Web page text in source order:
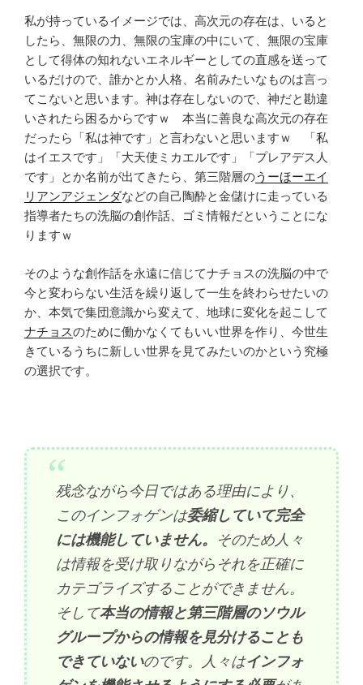
私が持っているイメージでは、高次元の存在は、いると
したら、無限の力、無限の宝庫の中にいて、無限の宝庫
として得体の知れないエネルギーとしての直感を送って
いるだけので、誰かとか人格、名前みたいなものは言っ
てこないと思います。神は存在しないので、神だと勘違
いされたら困るからですｗ 本当に善良な高次元の存在
だったら「私は神です」と言わないと思いますｗ 「私
はイエスです」「大天使ミカエルです」「プレアデス人
です」とか名前が出てきたら、第三階層のうーほーエイ
リアンアジェンダなどの自己陶酔と金儲けに走っている
指導者たちの洗脳の創作話、ゴミ情報だということにな
りますｗ
そのような創作話を永遠に信じてナチョスの洗脳の中で
今と変わらない生活を繰り返して一生を終わらせたいの
か、本気で集団意識から変えて、地球に変化を起こして
ナチョスのために働かなくてもいい世界を作り、今世生
きているうちに新しい世界を見てみたいのかという究極
の選択です。
残念ながら今日ではある理由により、
このインフォゲンは委縮していて完全
には機能していません。
そのため人々
は情報を受け取りながらそれを正確に
カテゴライズすることができません。
そして本当の情報と第三階層のソウル
グループからの情報を見分けることも
できていないのです。人々はインフォ